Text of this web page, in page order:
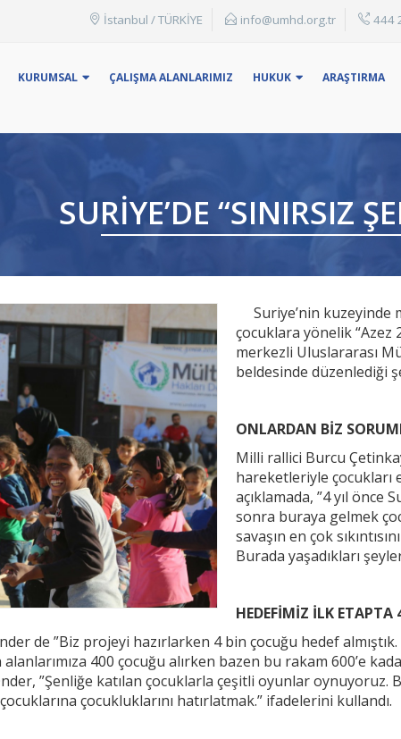
İstanbul / TÜRKİYE info@umhd.org.tr 444
KURUMSAL ÇALIŞMA ALANLARIMIZ HUKUK ARAŞTIRMA
SURIYE’DE “SINIRSIZ
Suriye’nin
çocuklara yönelik “Azez
merkezli Uluslararası
beldesinde düzenlediği
ONLARDAN BİZ
Milli rallici Burcu
hareketleriyle çocukları
açıklamada, ”4 yıl
sonra buraya gelmek
savaşın en çok
Burada yaşadıkları
HEDEFİMİZ İLK
de ”Biz projeyi hazırlarken 4 bin çocuğu hedef
400 çocuğu alırken bazen bu rakam 600’e
”Şenliğe katılan çocuklarla çeşitli oyunlar oynuyoruz.
çocukluklarını hatırlatmak.” ifadelerini kullandı.